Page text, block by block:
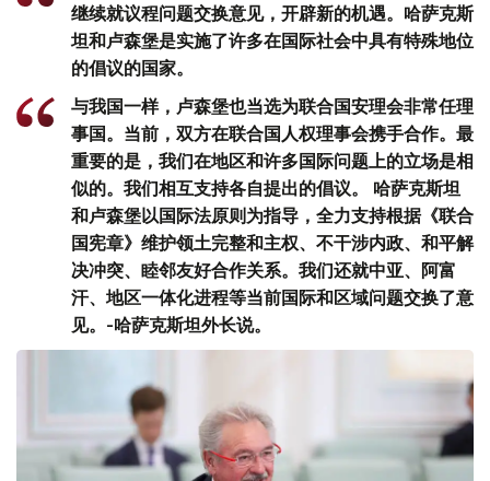
继续就议程问题交换意见，开辟新的机遇。哈萨克斯
坦和卢森堡是实施了许多在国际社会中具有特殊地位
的倡议的国家。
与我国一样，卢森堡也当选为联合国安理会非常任理
事国。当前，双方在联合国人权理事会携手合作。最
重要的是，我们在地区和许多国际问题上的立场是相
似的。我们相互支持各自提出的倡议。 哈萨克斯坦
和卢森堡以国际法原则为指导，全力支持根据《联合
国宪章》维护领土完整和主权、不干涉内政、和平解
决冲突、睦邻友好合作关系。我们还就中亚、阿富
汗、地区一体化进程等当前国际和区域问题交换了意
见。-哈萨克斯坦外长说。